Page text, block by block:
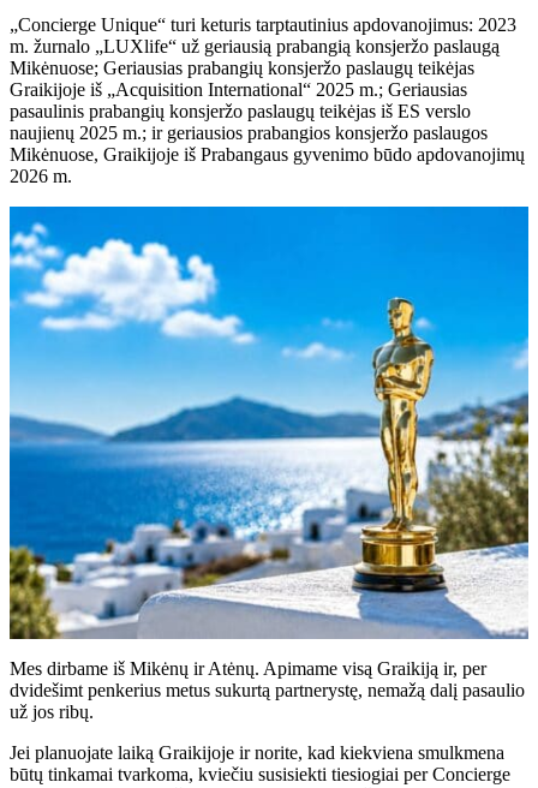
„Concierge Unique“ turi keturis tarptautinius apdovanojimus: 2023
m. žurnalo „LUXlife“ už geriausią prabangią konsjeržo paslaugą
Mikėnuose; Geriausias prabangių konsjeržo paslaugų teikėjas
Graikijoje iš „Acquisition International“ 2025 m.; Geriausias
pasaulinis prabangių konsjeržo paslaugų teikėjas iš ES verslo
naujienų 2025 m.; ir geriausios prabangios konsjeržo paslaugos
Mikėnuose, Graikijoje iš Prabangaus gyvenimo būdo apdovanojimų
2026 m.
Mes dirbame iš Mikėnų ir Atėnų. Apimame visą Graikiją ir, per
dvidešimt penkerius metus sukurtą partnerystę, nemažą dalį pasaulio
už jos ribų.
Jei planuojate laiką Graikijoje ir norite, kad kiekviena smulkmena
būtų tinkamai tvarkoma, kviečiu susisiekti tiesiogiai per Concierge